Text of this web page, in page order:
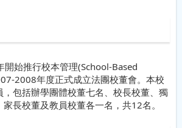
始推行校本管理(School-Based
2008年度正式成立法團校董會。本校
包括辦學團體校董七名、校長校董、獨
長校董及教員校董各一名，共12名。